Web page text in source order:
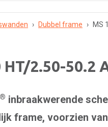
› Dubbel frame › MS
HT/2.50-50.2
® inbraakwerende
frame, voorzien